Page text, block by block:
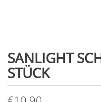
SANLIGHT
STÜCK